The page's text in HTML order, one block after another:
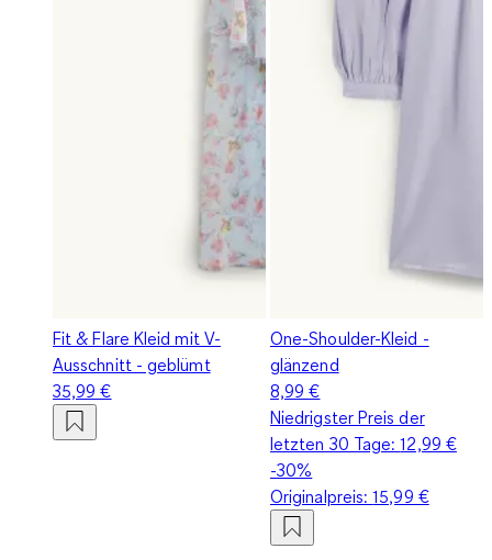
Fit & Flare Kleid mit V-
Ausschnitt - geblümt
35,99 €
One-Shoulder-Kleid -
glänzend
8,99 €
Niedrigster Preis der
letzten 30 Tage:12,99 €
-30%
Originalpreis:15,99 €